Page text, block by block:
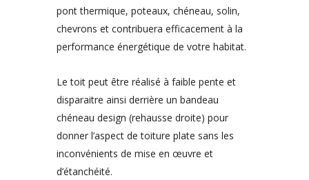
pont thermique, poteaux, chéneau, solin,
chevrons et contribuera efficacement à la
performance énergétique de votre habitat.
Le toit peut être réalisé à faible pente et
disparaitre ainsi derrière un bandeau
chéneau design (rehausse droite) pour
donner l’aspect de toiture plate sans les
inconvénients de mise en œuvre et
d’étanchéité.